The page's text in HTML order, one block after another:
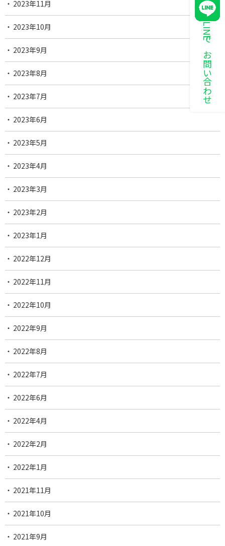
LINEでお問い合わせ
2023年11月
2023年10月
2023年9月
2023年8月
2023年7月
2023年6月
2023年5月
2023年4月
2023年3月
2023年2月
2023年1月
2022年12月
2022年11月
2022年10月
2022年9月
2022年8月
2022年7月
2022年6月
2022年4月
2022年2月
2022年1月
2021年11月
2021年10月
2021年9月